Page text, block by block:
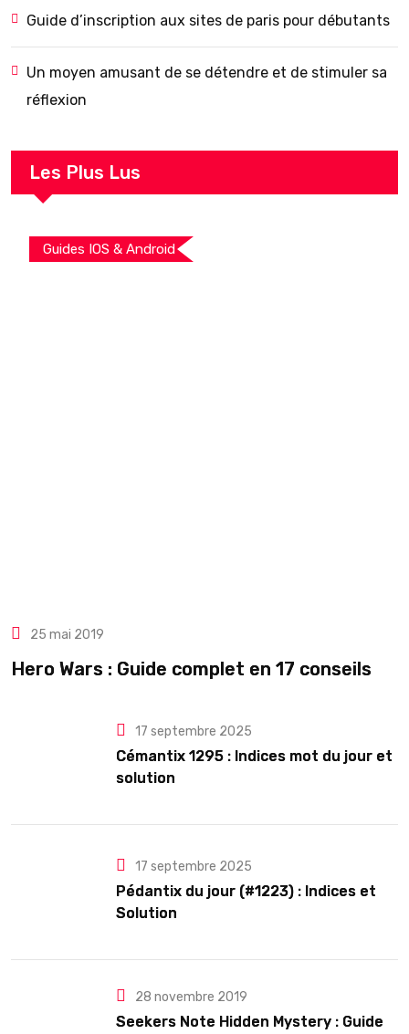
Guide d’inscription aux sites de paris pour débutants
Un moyen amusant de se détendre et de stimuler sa
réflexion
Les Plus Lus
Guides IOS & Android
25 mai 2019
Hero Wars : Guide complet en 17 conseils
17 septembre 2025
Cémantix 1295 : Indices mot du jour et
solution
17 septembre 2025
Pédantix du jour (#1223) : Indices et
Solution
28 novembre 2019
Seekers Note Hidden Mystery : Guide